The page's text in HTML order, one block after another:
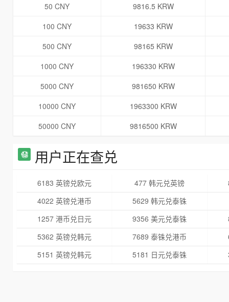
50 CNY
9816.5 KRW
100 CNY
19633 KRW
500 CNY
98165 KRW
1000 CNY
196330 KRW
5000 CNY
981650 KRW
10000 CNY
1963300 KRW
50000 CNY
9816500 KRW
用户正在查兑
6183 英镑兑欧元 477 韩元兑英镑
4022 英镑兑港币
5629 韩元兑泰铢
1257 港币兑日元
9356 美元兑泰铢
5362 英镑兑韩元
7689 泰铢兑港币
5151 英镑兑韩元
5181 日元兑泰铢